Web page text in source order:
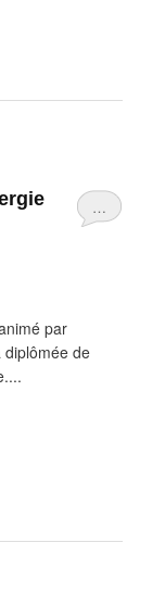
…
par
diplômée de